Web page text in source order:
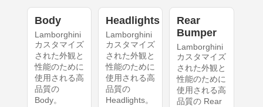
Body
Lamborghini
カスタマイズ
された外観と
性能のために
使用される高
品質の
Body。
Headlights
Lamborghini
カスタマイズ
された外観と
性能のために
使用される高
品質の
Headlights。
Rear
Bumper
Lamborghini
カスタマイズ
された外観と
性能のために
使用される高
品質の Rear